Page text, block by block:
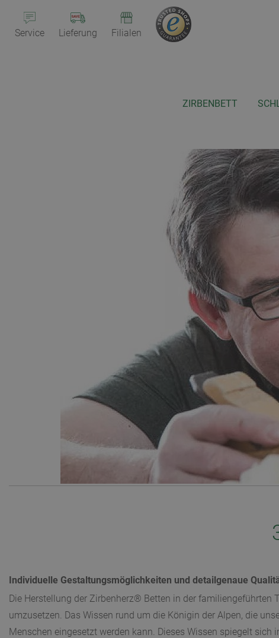
Service Lieferung Filialen
ZIRBENBETT
Individuelle Gestaltungsmöglichkeiten und detailgenaue
Die Herstellung der Zirbenherz® Betten in der
umzusetzen. Das Wissen rund um die Königin der Alpen, die
Menschen eingesetzt werden kann. Dieses Wissen spiegelt